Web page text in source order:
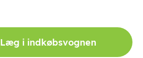
Læg i indkøbsvognen